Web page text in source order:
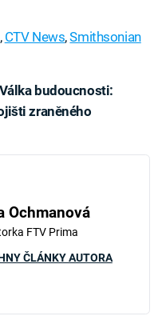
, CTV News,Smithsonian
Válka budoucnosti:
zraněného
Ochmanová
FTV Prima
ČLÁNKY AUTORA